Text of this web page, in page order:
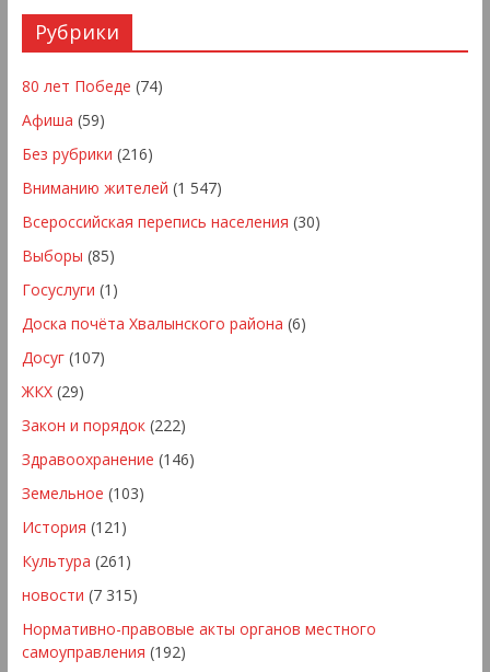
Рубрики
80 лет Победе (74)
Афиша (59)
Без рубрики (216)
Вниманию жителей (1 547)
Всероссийская перепись населения (30)
Выборы (85)
Госуслуги (1)
Доска почёта Хвалынского района (6)
Досуг(107)
ЖКХ(29)
Закон и порядок(222)
Здравоохранение (146)
Земельное (103)
История (121)
Культура (261)
новости (7 315)
Нормативно-правовые акты органов местного
самоуправления (192)